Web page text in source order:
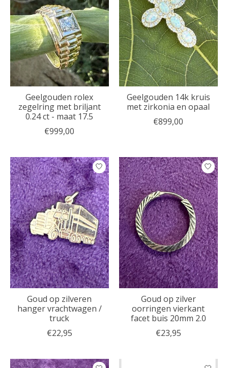
Geelgouden rolex
zegelring met briljant
0.24 ct - maat 17.5
€999,00
Geelgouden 14k kruis
met zirkonia en opaal
€899,00
Goud op zilveren
hanger vrachtwagen /
truck
€22,95
Goud op zilver
oorringen vierkant
facet buis 20mm 2.0
€23,95